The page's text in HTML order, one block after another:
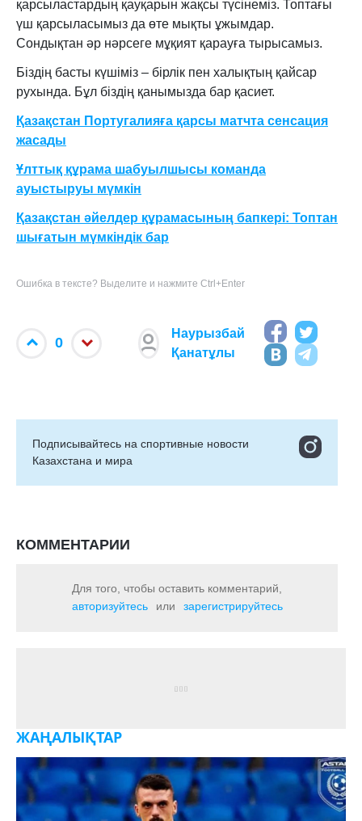
қарсыластардың қауқарын жақсы түсінеміз. Топтағы
үш қарсыласымыз да өте мықты ұжымдар.
Сондықтан әр нәрсеге мұқият қарауға тырысамыз.
Біздің басты күшіміз – бірлік пен халықтың қайсар
рухында. Бұл біздің қанымызда бар қасиет.
Қазақстан Португалияға қарсы матчта сенсация
жасады
Ұлттық құрама шабуылшысы команда
ауыстыруы мүмкін
Қазақстан әйелдер құрамасының бапкері: Топтан
шығатын мүмкіндік бар
Ошибка в тексте? Выделите и нажмите Ctrl+Enter
0
Наурызбай
Қанатұлы
Подписывайтесь на cпортивные новости
Казахстана и мира
КОММЕНТАРИИ
Для того, чтобы оставить комментарий,
авторизуйтесь
или зарегистрируйтесь
ЖАҢАЛЫҚТАР